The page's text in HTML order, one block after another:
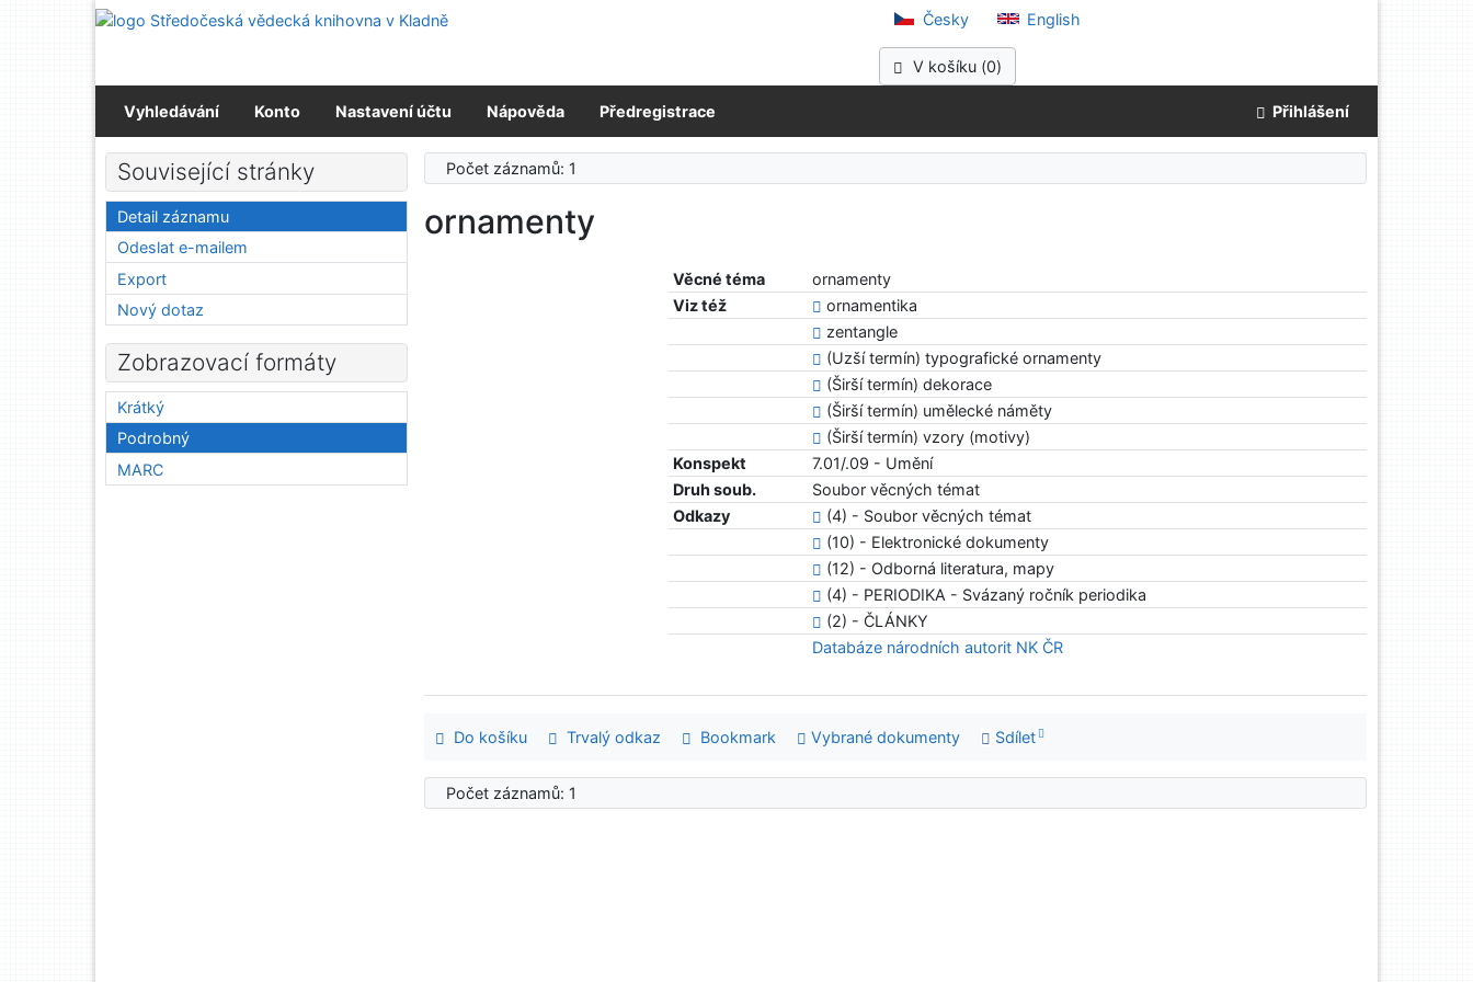
Přejít na obsah
Přejít na menu
Česky English
V košíku (0)
Vyhledávání Konto Nastavení účtu Nápověda Předregistrace Přihlášení
Počet záznamů: 1
ornamenty
Věcné téma
ornamenty
Viz též
ornamentika
zentangle
(Uzší termín) typografické ornamenty
(Širší termín) dekorace
(Širší termín) umělecké náměty
(Širší termín) vzory (motivy)
Konspekt
7.01/.09 - Umění
Druh soub.
Soubor věcných témat
Odkazy
(4) - Soubor věcných témat
(10) - Elektronické dokumenty
(12) - Odborná literatura, mapy
(4) - PERIODIKA - Svázaný ročník periodika
(2) - ČLÁNKY
Databáze národních autorit NK ČR
Do košíku Trvalý odkaz Bookmark Vybrané dokumenty Sdílet
Počet záznamů: 1
Související stránky
Detail záznamu
Odeslat e-mailem
Export
Nový dotaz
Zobrazovací formáty
Krátký
Podrobný
MARC